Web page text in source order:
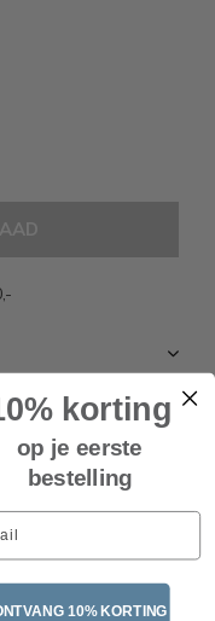
korting
op je eerste
bestelling
10% KORTING